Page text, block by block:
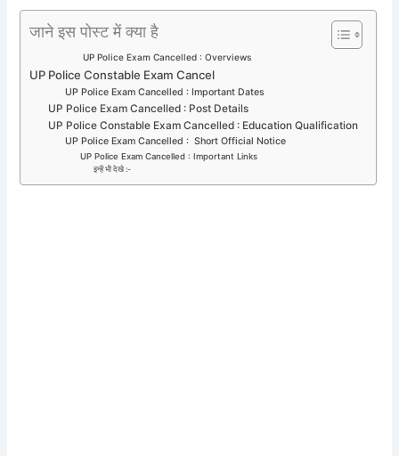
जाने इस पोस्ट में क्या है
UP Police Exam Cancelled : Overviews
UP Police Constable Exam Cancel
UP Police Exam Cancelled : Important Dates
UP Police Exam Cancelled : Post Details
UP Police Constable Exam Cancelled : Education Qualification
UP Police Exam Cancelled : Short Official Notice
UP Police Exam Cancelled : Important Links
इन्हें भी देखे :-